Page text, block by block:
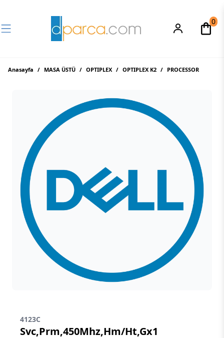
0
Anasayfa / MASA ÜSTÜ / OPTIPLEX / OPTIPLEX K2 / PROCESSOR
4123C
Svc,Prm,450Mhz,Hm/Ht,Gx1